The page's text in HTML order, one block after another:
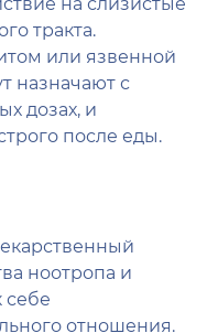
тракта.
или язвенной
назначают с
дозах, и
после еды.
ноотропа и
себе
отношения.